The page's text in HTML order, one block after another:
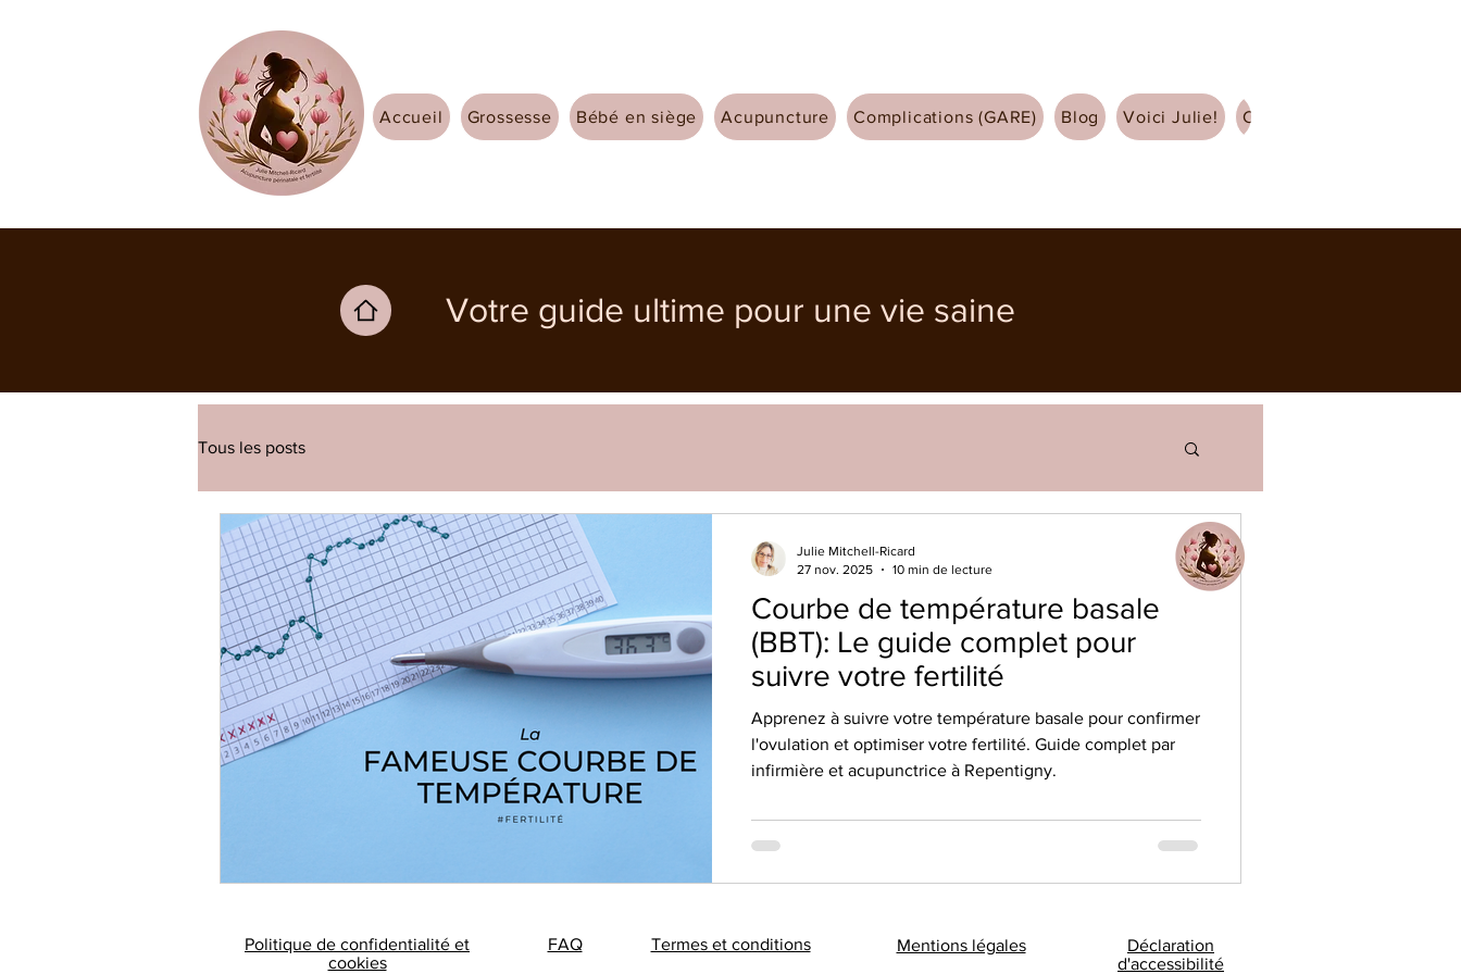
Accueil Grossesse Bébé en siège Acupuncture Complications (GARE) Blog Voici Julie! Contact
Votre guide ultime pour une vie saine
Tous les posts
Courbe de température basale
(BBT): Le guide complet pour
suivre votre fertilité
Apprenez à suivre votre température basale pour confirmer
l'ovulation et optimiser votre fertilité. Guide complet par
infirmière et acupunctrice à Repentigny.
Julie Mitchell-Ricard
27 nov. 2025
10 min de lecture
Politique de confidentialité et
cookies
FAQ Termes et conditions Mentions légales
Déclaration
d'accessibilité